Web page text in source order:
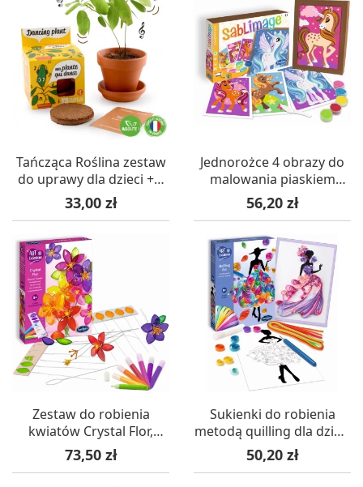
Tańcząca Roślina zestaw
do uprawy dla dzieci +6,
Radis et Capucine
Cena
33,00 zł
Jednorożce 4 obrazy do
malowania piaskiem
Sablimage, SentoSphere
Cena
56,20 zł
Zestaw do robienia
kwiatów Crystal Flor,
SentoSphere
Cena
73,50 zł
Sukienki do robienia
metodą quilling dla dzieci
+8, SentoSphere
Cena
50,20 zł